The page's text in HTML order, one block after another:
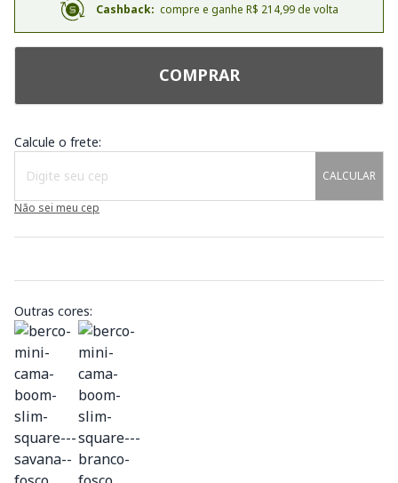
Cashback: compre e ganhe R$ 214,99 de volta
COMPRAR
Calcule o frete:
CALCULAR
Não sei meu cep
Outras cores: